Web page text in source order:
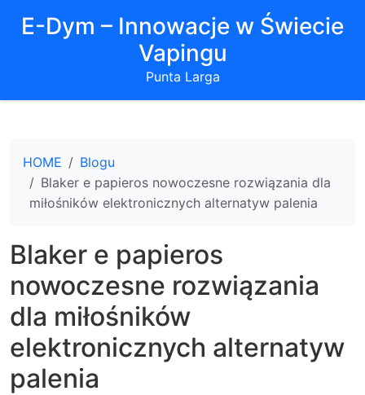
E-Dym – Innowacje w Świecie
Vapingu
Punta Larga
HOME
Blogu
Blaker e papieros nowoczesne rozwiązania dla
miłośników elektronicznych alternatyw palenia
Blaker e papieros
nowoczesne rozwiązania
dla miłośników
elektronicznych alternatyw
palenia